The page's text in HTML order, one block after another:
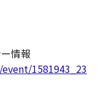
情報
1581943_23